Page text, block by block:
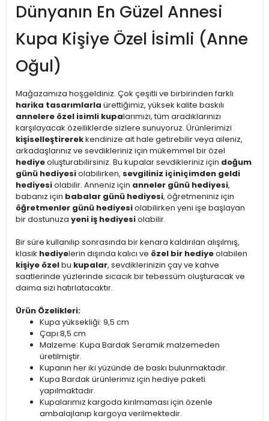
Dünyanın En Güzel Annesi
Kupa Kişiye Özel İsimli (Anne
Oğul)
Mağazamıza hoşgeldiniz. Çok çeşitli ve birbirinden farklı
harika tasarımlarla ürettiğimiz, yüksek kalite baskılı
annelere özel isimli kupalarımızı, tüm aradıklarınızı
karşılayacak özelliklerde sizlere sunuyoruz. Ürünlerimizi
kişiselleştirerekkendinize ait hale getirebilir veya aileniz,
arkadaşlarınız ve sevdikleriniz için mükemmel bir özel
hediyeoluşturabilirsiniz. Bu kupalar sevdikleriniz için doğum
günü hediyesiolabilirken, sevgiliniz içiniçimden geldi
hediyesiolabilir. Anneniz için anneler günü hediyesi,
babanız için babalar günü hediyesi, öğretmeniniz için
öğretmenler günü hediyesiolabilirken yeni işe başlayan
bir dostunuza yeni iş hediyesiolabilir.
Bir süre kullanılıp sonrasında bir kenara kaldırılan alışılmış,
klasik hediyelerin dışında kalıcı ve özel bir hediyeolabilen
kişiye özelbu kupalar, sevdiklerinizin çay ve kahve
saatlerinde yüzlerinde sıcacık bir tebessüm oluşturacak ve
daima sizi hatırlatacaktır.
Ürün Özelikleri:
Kupa yüksekliği: 9,5 cm
Çapı:8,5 cm
Malzeme: Kupa Bardak Seramik malzemeden
üretilmiştir.
Kupanın her iki yüzünde de baskı bulunmaktadır.
Kupa Bardak ürünlerimiz için hediye paketi
yapılmaktadır.
Kupalarımız kargoda kırılmaması için özenle
ambalajlanıp kargoya verilmektedir.